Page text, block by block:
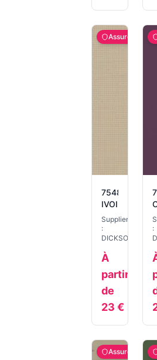
Assuré
7548
IVOIRE
Supplier
:
DICKSON
À
partir
de
23 €
:
Assuré